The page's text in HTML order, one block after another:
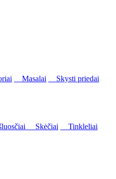
Masalai
Skysti priedai
Skėčiai
Tinkleliai